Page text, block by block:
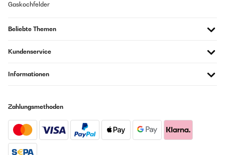
Gaskochfelder
Beliebte Themen
Kundenservice
Informationen
Zahlungsmethoden